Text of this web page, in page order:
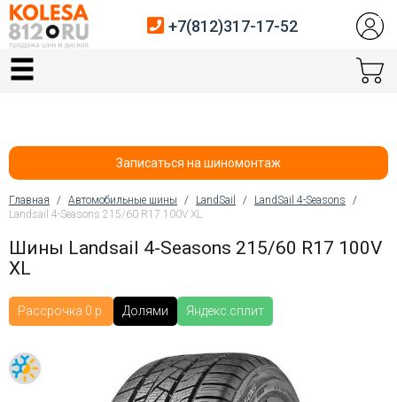
Главная
Автосервис
Услуги шиномонтажа
Хранение шин
Контакты
+7(812)317-17-52
Записаться на шиномонтаж
Вы здесь
Главная / Автомобильные шины / LandSail / LandSail 4-Seasons
/
Landsail 4-Seasons 215/60 R17 100V XL
Шины Landsail 4-Seasons 215/60 R17 100V
XL
Рассрочка 0 р. Долями Яндекс.сплит